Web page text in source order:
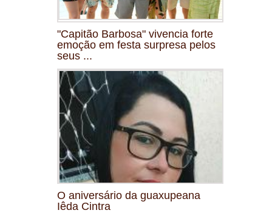
"Capitão Barbosa" vivencia forte
emoção em festa surpresa pelos
seus ...
O aniversário da guaxupeana
Iêda Cintra